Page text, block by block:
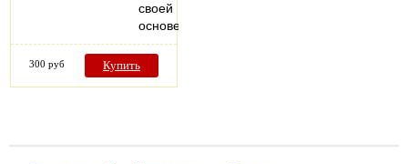
своей
основе…
300 руб Купить